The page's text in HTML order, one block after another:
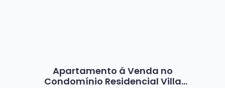
Apartamento á Venda no
Condomínio Residencial Villa